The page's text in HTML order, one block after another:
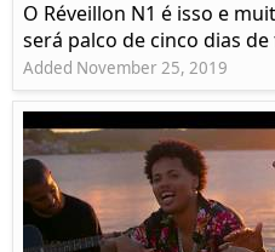
O Réveillon N1 é isso e
será palco de cinco dias de
Added November 25, 2019